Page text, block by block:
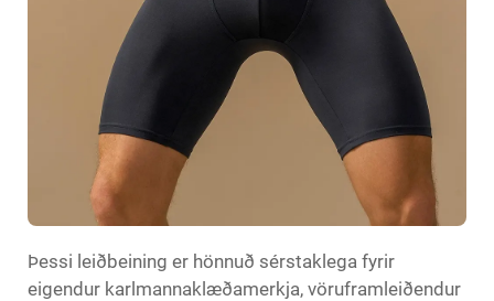
Þessi leiðbeining er hönnuð sérstaklega fyrir
eigendur karlmannaklæðamerkja, vöruframleiðendur